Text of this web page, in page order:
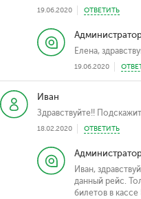
19.06.2020 ОТВЕТИТЬ
Елена,
19.06.2020
Иван
Здравствуйте!!
18.02.2020 ОТВЕТИТЬ
Иван,
данный рейс.
билетов в